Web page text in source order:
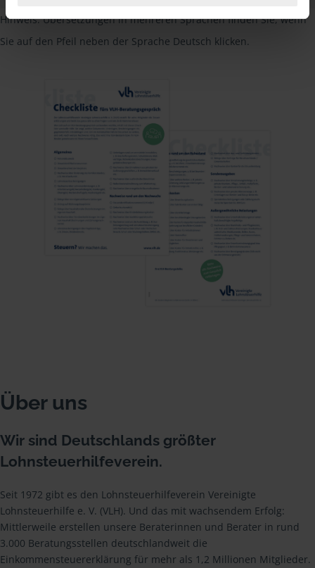
Hinweis: Übersetzungen in mehreren Sprachen finden Sie, wenn
Sie auf den Pfeil neben der Sprache Deutsch klicken.
Über uns
Wir sind Deutschlands größter
Lohnsteuerhilfeverein.
Seit 1972 gibt es den Lohnsteuerhilfeverein Vereinigte
Lohnsteuerhilfe e. V. (VLH). Und das mit wachsendem Erfolg:
Mittlerweile erstellen unsere Beraterinnen und Berater in rund
3.000 Beratungsstellen deutschlandweit die
Einkommensteuererklärung für mehr als 1,2 Millionen Mitglieder.